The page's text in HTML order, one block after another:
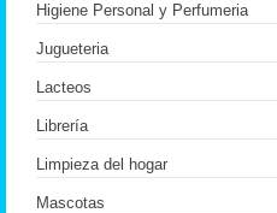
Higiene Personal y Perfumeria
Jugueteria
Lacteos
Librería
Limpieza del hogar
Mascotas